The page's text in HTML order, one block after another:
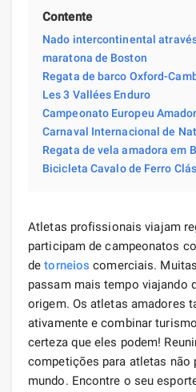
Contente
Nado intercontinental
maratona de Boston
Regata de barco Oxford-
Les 3 Vallées Enduro
Campeonato Europeu
Carnaval Internacional de
Regata de vela amadora em
Bicicleta Cavalo de Ferro
Atletas profissionais viajam
participam de campeonatos
detorneios comerciais.
passam mais tempo viajando
origem. Os atletas amadores
ativamente e combinar
certeza que eles podem!
competições para atletas
mundo. Encontre o seu